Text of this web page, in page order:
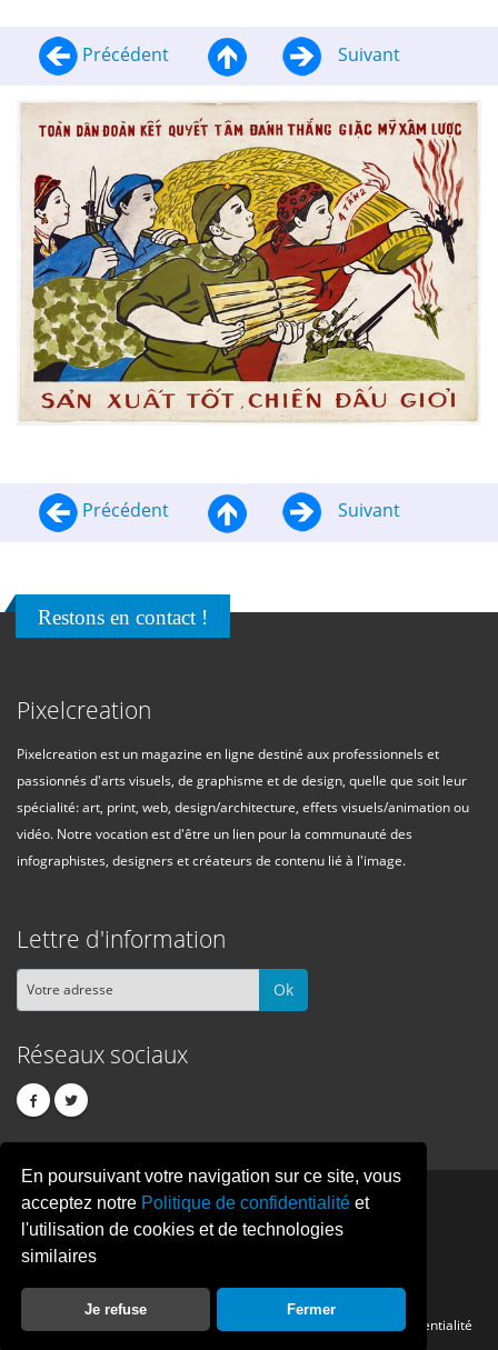
En poursuivant votre navigation sur ce site, vous
acceptez notre Politique de confidentialité et
l'utilisation de cookies et de technologies
similaires
Je refuse Fermer
Précédent Suivant
Précédent Suivant
Restons en contact !
Pixelcreation
Pixelcreation est un magazine en ligne destiné aux professionnels et
passionnés d'arts visuels, de graphisme et de design, quelle que soit leur
spécialité: art, print, web, design/architecture, effets visuels/animation ou
vidéo. Notre vocation est d'être un lien pour la communauté des
infographistes, designers et créateurs de contenu lié à l'image.
Lettre d'information
Ok
Réseaux sociaux
PIXELCREATION
Publicité Politique de confidentialité